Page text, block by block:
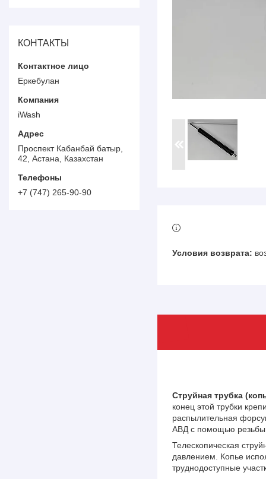
Струйная трубка
конец этой трубки
распылительная
АВД с помощью резьбы
Телескопическая
давлением. Копье
труднодоступные
КОНТАКТЫ
Еркебулан
iWash
Проспект Кабанбай батыр,
42, Астана, Казахстан
+7 (747) 265-90-90